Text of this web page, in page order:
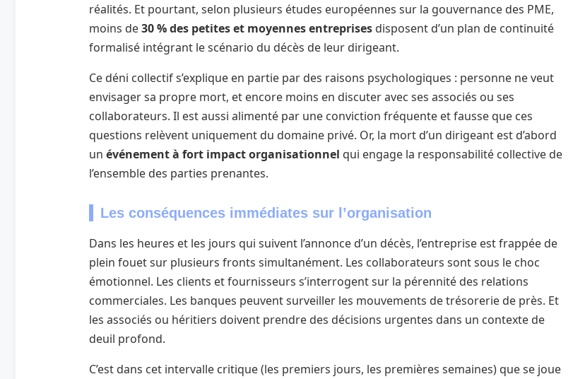
réalités. Et pourtant, selon plusieurs études européennes sur la gouvernance des PME,
moins de30 % des petites et moyennes entreprises disposent d’un plan de continuité
formalisé intégrant le scénario du décès de leur dirigeant.
Ce déni collectif s’explique en partie par des raisons psychologiques : personne ne veut
envisager sa propre mort, et encore moins en discuter avec ses associés ou ses
collaborateurs. Il est aussi alimenté par une conviction fréquente et fausse que ces
questions relèvent uniquement du domaine privé. Or, la mort d’un dirigeant est d’abord
un événement à fort impact organisationnel qui engage la responsabilité collective de
l’ensemble des parties prenantes.
Les conséquences immédiates sur l’organisation
Dans les heures et les jours qui suivent l’annonce d’un décès, l’entreprise est frappée de
plein fouet sur plusieurs fronts simultanément. Les collaborateurs sont sous le choc
émotionnel. Les clients et fournisseurs s’interrogent sur la pérennité des relations
commerciales. Les banques peuvent surveiller les mouvements de trésorerie de près. Et
les associés ou héritiers doivent prendre des décisions urgentes dans un contexte de
deuil profond.
C’est dans cet intervalle critique (les premiers jours, les premières semaines) que se joue